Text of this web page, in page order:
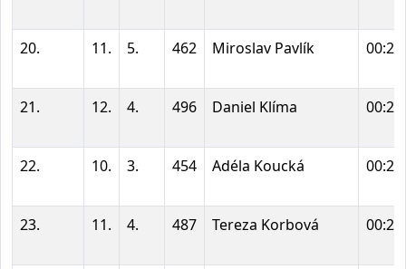
20. 11. 5. 462 Miroslav Pavlík
21. 12. 4. 496 Daniel Klíma
22. 10. 3. 454 Adéla Koucká
23. 11. 4. 487 Tereza Korbová